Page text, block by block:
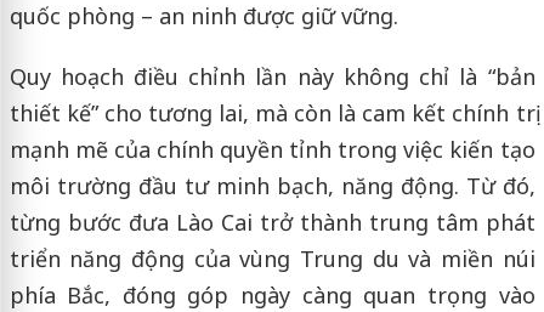
quốc phòng – an ninh được giữ vững.
Quy hoạch điều chỉnh lần này không chỉ là “bản
thiết kế” cho tương lai, mà còn là cam kết chính trị
mạnh mẽ của chính quyền tỉnh trong việc kiến tạo
môi trường đầu tư minh bạch, năng động. Từ đó,
từng bước đưa Lào Cai trở thành trung tâm phát
triển năng động của vùng Trung du và miền núi
phía Bắc, đóng góp ngày càng quan trọng vào